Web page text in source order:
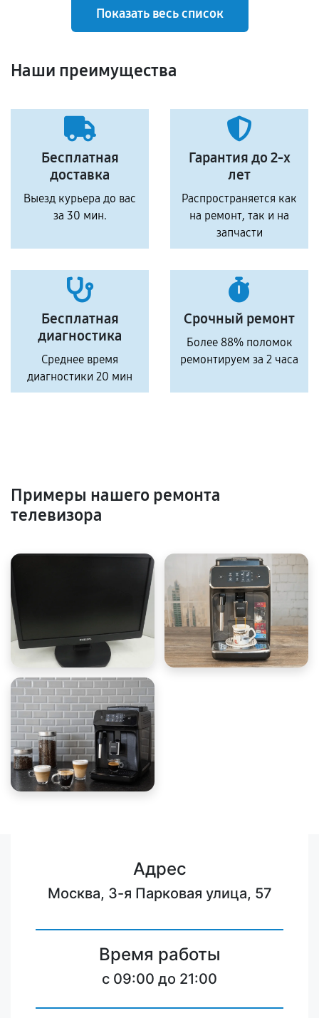
Показать весь список
Наши преимущества
Бесплатная
доставка
Выезд курьера до вас
за 30 мин.
Гарантия до 2-х
лет
Распространяется как
на ремонт, так и на
запчасти
Бесплатная
диагностика
Среднее время
диагностики 20 мин
Срочный ремонт
Более 88% поломок
ремонтируем за 2 часа
Примеры нашего ремонта
телевизора
Адрес
Москва, 3-я Парковая улица, 57
Время работы
c 09:00 до 21:00